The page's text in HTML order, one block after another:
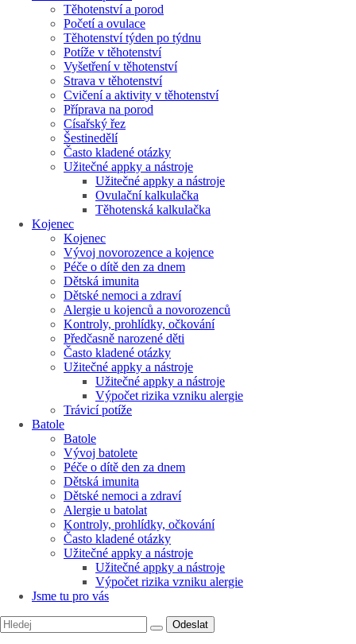
Těhotenství a porod
Početí a ovulace
Těhotenství týden po týdnu
Potíže v těhotenství
Vyšetření v těhotenství
Strava v těhotenství
Cvičení a aktivity v těhotenství
Příprava na porod
Císařský řez
Šestinedělí
Často kladené otázky
Užitečné appky a nástroje
Užitečné appky a nástroje
Ovulační kalkulačka
Těhotenská kalkulačka
Kojenec
Kojenec
Vývoj novorozence a kojence
Péče o dítě den za dnem
Dětská imunita
Dětské nemoci a zdraví
Alergie u kojenců a novorozenců
Kontroly, prohlídky, očkování
Předčasně narozené děti
Často kladené otázky
Užitečné appky a nástroje
Užitečné appky a nástroje
Výpočet rizika vzniku alergie
Trávicí potíže
Batole
Batole
Vývoj batolete
Péče o dítě den za dnem
Dětská imunita
Dětské nemoci a zdraví
Alergie u batolat
Kontroly, prohlídky, očkování
Často kladené otázky
Užitečné appky a nástroje
Užitečné appky a nástroje
Výpočet rizika vzniku alergie
Jsme tu pro vás
Odeslat